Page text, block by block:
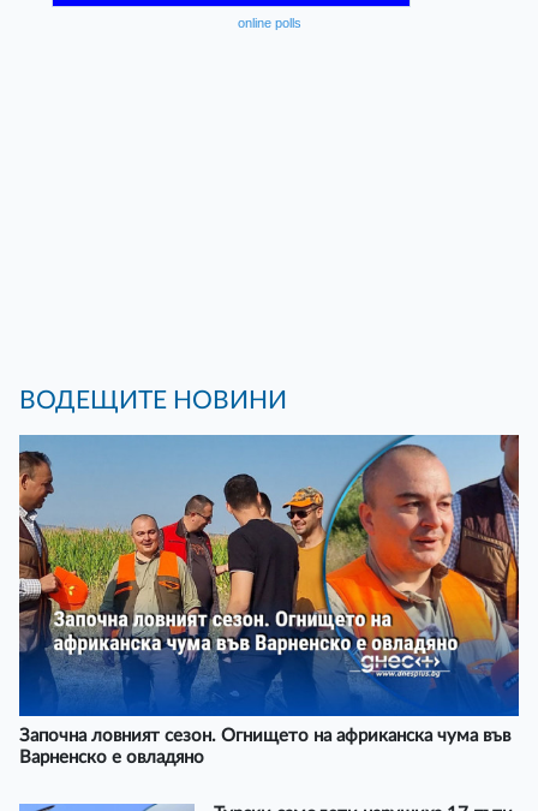
online polls
ВОДЕЩИТЕ НОВИНИ
Започна ловният сезон. Огнището на африканска чума във
Варненско е овладяно